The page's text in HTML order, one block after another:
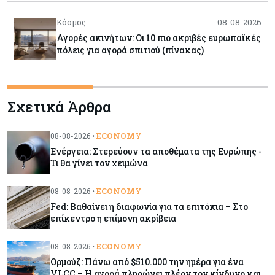
Κόσμος 08-08-2026
Αγορές ακινήτων: Οι 10 πιο ακριβές ευρωπαϊκές
πόλεις για αγορά σπιτιού (πίνακας)
Κόσμος 08-08-2026
Οι πυρκαγιές κατακαίνε την Ευρώπη, αλλά οι
ζημιές δεν είναι ασφαλισμένες
Κόσμος 08-08-2026
Γιατί οι κεντρικές τράπεζες αφήνουν τις αγορές
Κόσμος
Σχετικά Άρθρα
08-08-2026 • ECONOMY
Ενέργεια: Στερεύουν τα αποθέματα της Ευρώπης -
Τι θα γίνει τον χειμώνα
08-08-2026 • ECONOMY
Fed: Βαθαίνει η διαφωνία για τα επιτόκια – Στο
επίκεντρο η επίμονη ακρίβεια
08-08-2026 • ECONOMY
Ορμούζ: Πάνω από $510.000 την ημέρα για ένα